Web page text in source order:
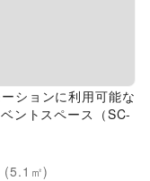
ションに利用可能な
ントスペース（SC-
(5.1 ㎡)